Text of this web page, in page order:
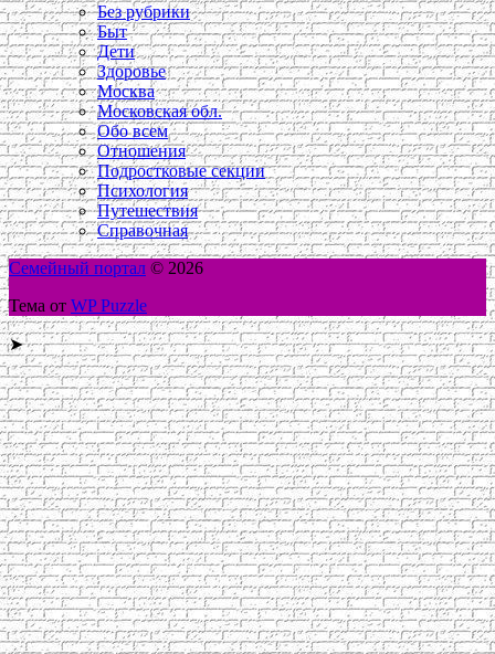
Без рубрики
Быт
Дети
Здоровье
Москва
Московская обл.
Обо всем
Отношения
Подростковые секции
Психология
Путешествия
Справочная
Семейный портал © 2026
Тема от WP Puzzle
➤